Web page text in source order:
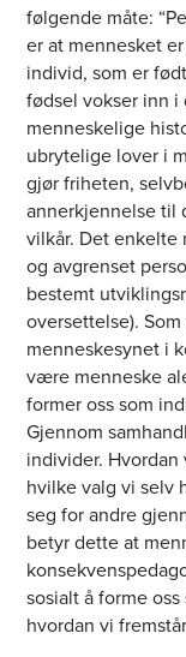
følgende måte:
er at mennesket
individ, som er
fødsel vokser inn
menneskelige
ubrytelige lover i
gjør friheten,
annerkjennelse til
vilkår. Det enkelte
og avgrenset
bestemt
oversettelse).
menneskesynet i
være menneske
former oss som
Gjennom
individer.
hvilke valg vi selv
seg for andre
betyr dette at
sosialt å forme
hvordan vi